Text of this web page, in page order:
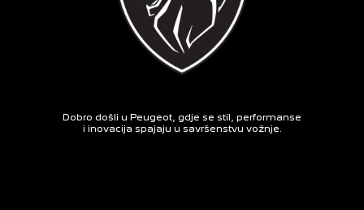
Dobro došli u Peugeot, gdje se stil, performanse
i inovacija spajaju u savršenstvu vožnje.